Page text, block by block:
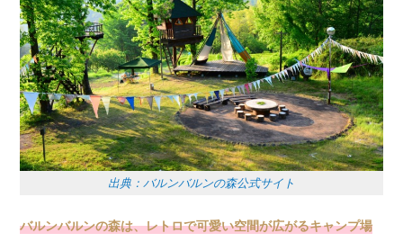
出典：バルンバルンの森公式サイト
バルンバルンの森は、レトロで可愛い空間が広がるキャンプ場